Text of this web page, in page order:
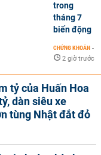
trong
tháng 7
biến động
CHỨNG KHOÁN -
2 giờ trước
tỷ của Huấn Hoa
dàn siêu xe
tùng Nhật đắt đỏ